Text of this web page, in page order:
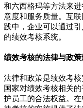
和六西格玛等方法来
意度和服务质量。互
践中，企业可以通过
的绩效考核系统。
绩效考核的法律与政
法律和政策是绩效考
国家对绩效考核相关
护员工的合法权益。